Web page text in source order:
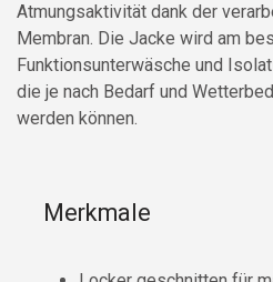
Atmungsaktivität dank der
Membran. Die Jacke wird am
Funktionsunterwäsche und
die je nach Bedarf und
werden können.
Merkmale